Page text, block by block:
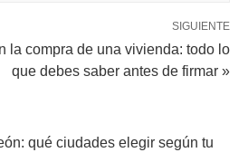
SIGUIENTE
la compra de una vivienda: todo lo
que debes saber antes de firmar »
qué ciudades elegir según tu